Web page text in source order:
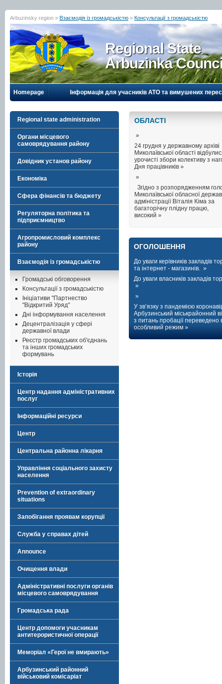
Arbuzinsky region » Взаємодія із громадськістю » Консультації з громадськістю
Regional State
Arbuzinka
Homepage Інформація для учасників АТО та вимушених
Regional state administration
Органи місцевого
самоврядування району
Довідник установ району
Економіка
Сфера фінансів та бюджету
Регуляторна політика та
підприємництво
Агропромисловий комплекс
району
Взаємодія із громадськістю
Громадські обговорення
Консультації з громадськістю
Ініціативи "Партнество
"Відкритий Уряд"
Дні інформування населення
Децентралізація у сфері
державної влади
Реєстр громадських об'єднань
та інших громадських
формувань
Історія
Центр надання адміністративних
послуг
Інформаційні ресурси
Центр
Центральна районна лікарня
Управління соціального захисту
населення
Prevention of extraordinary
situations
Запобігання проявам корупції
Служба у справах дітей
Announce
Очищення влади
Адміністративні послуги органів
місцевого самоврядування
Громадська рада
Центр допомоги учасникам
антитерористичної операції
Меморіал «Герої не вмирають»
Арбузинський районний
військовий комісаріат
ОБЛАСТI
»
24 грудня у державному архіві
Миколаївської області
урочисті збори колективу з
Дня працівників »
»
Згідно з розпорядженням
Миколаївської обласної
адміністрації Віталія Кіма за
багаторічну плідну працю,
високий »
ОГОЛОШЕННЯ
До уваги керівників закладів
та інтернет - магазинів. »
До уваги власників закладів
»
»
У зв’язку з пандемією
Арбузинський міськрайонний
з питань пробації переведено
особливий режим »